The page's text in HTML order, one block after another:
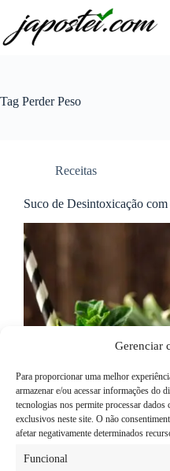
Gerenciar
Para proporcionar uma melhor
armazenar e/ou acessar informações do
tecnologias nos permite processar
exclusivos neste site. O não
afetar negativamente determinados
Funcional
conteúdo
Tag Perder Peso
Receitas
Suco de Desintoxicação